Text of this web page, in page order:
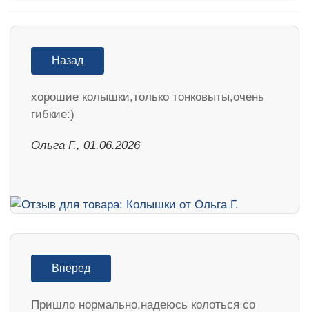
Назад
хорошие колышки,только тонковыты,очень
гибкие:)
Ольга Г., 01.06.2026
Вперед
Пришло нормально,надеюсь колоться со